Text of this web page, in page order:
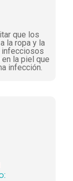
que los
la ropa y la
infecciosos
la piel que
infección.